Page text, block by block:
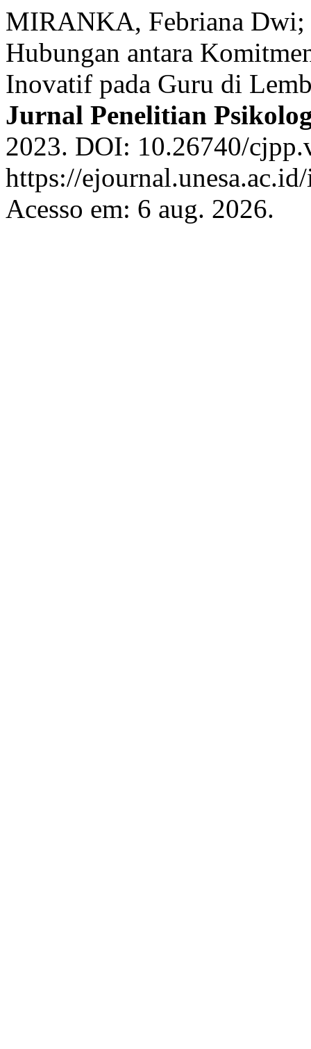
MIRANKA, Febriana
Hubungan antara
Inovatif pada Guru di
Jurnal Penelitian
2023. DOI: 10.26740/
https://
Acesso em: 6 aug. 2026.